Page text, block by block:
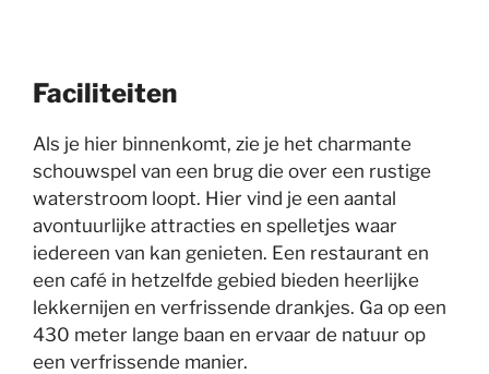
Faciliteiten
Als je hier binnenkomt, zie je het charmante
schouwspel van een brug die over een rustige
waterstroom loopt. Hier vind je een aantal
avontuurlijke attracties en spelletjes waar
iedereen van kan genieten. Een restaurant en
een café in hetzelfde gebied bieden heerlijke
lekkernijen en verfrissende drankjes. Ga op een
430 meter lange baan en ervaar de natuur op
een verfrissende manier.